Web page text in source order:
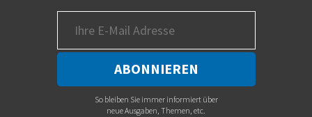
So bleiben Sie immer informiert über
neue Ausgaben, Themen, etc.